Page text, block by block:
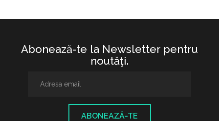
Abonează-te la Newsletter pentru
noutăţi.
ABONEAZĂ-TE